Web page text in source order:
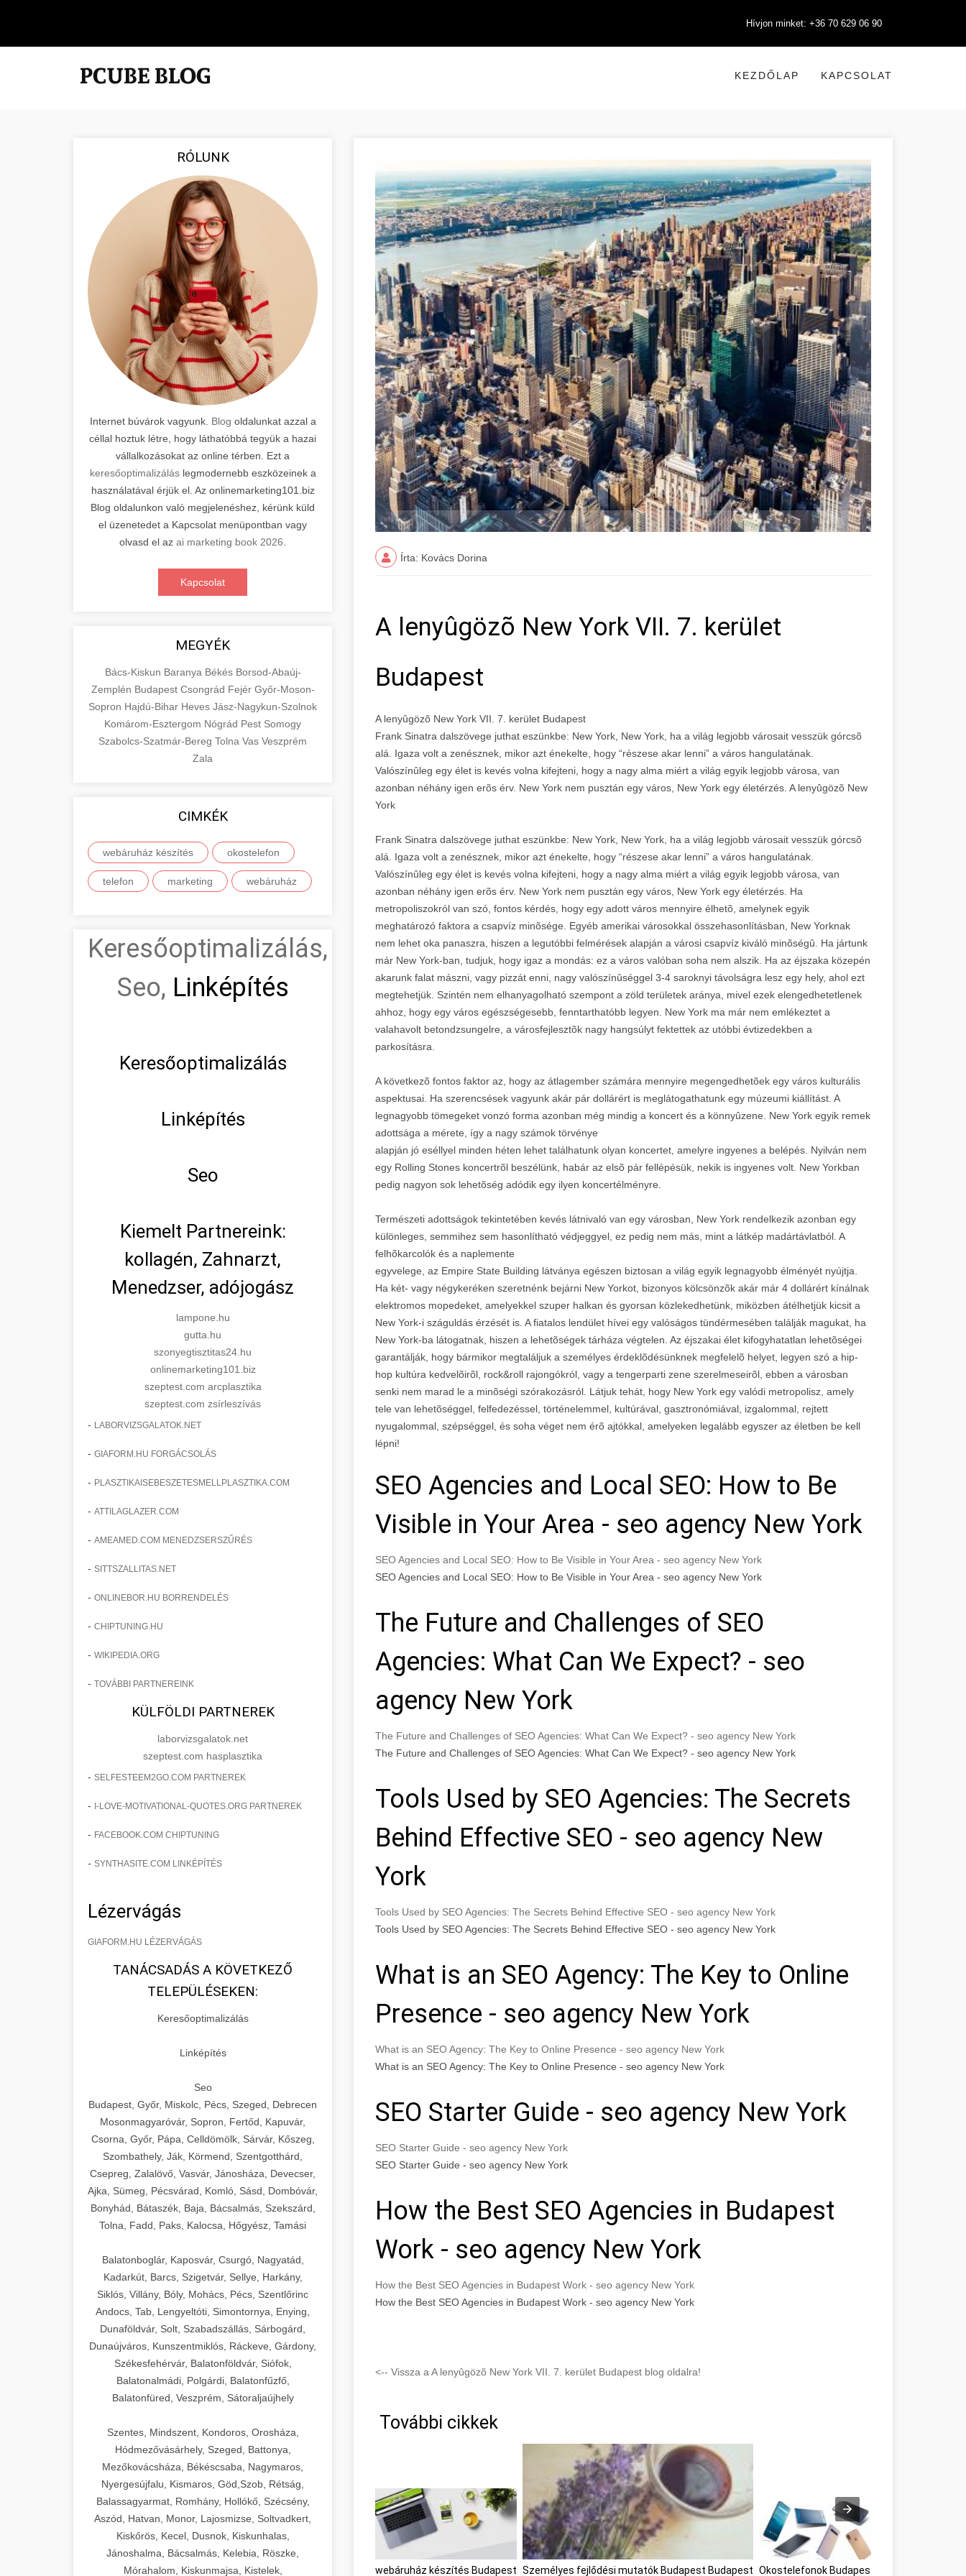
Hívjon minket: +36 70 629 06 90
KEZDŐLAP KAPCSOLAT
RÓLUNK
Internet búvárok vagyunk. Blog oldalunkat azzal a
céllal hoztuk létre, hogy láthatóbbá tegyük a hazai
vállalkozásokat az online térben. Ezt a
keresőoptimalizáláslegmodernebb eszközeinek a
használatával érjük el. Az onlinemarketing101.biz
Blog oldalunkon való megjelenéshez, kérünk küld
el üzenetedet a Kapcsolat menüpontban vagy
olvasd el az ai marketing book 2026
Kapcsolat
MEGYÉK
Bács-Kiskun Baranya Békés Borsod-Abaúj-
Zemplén Budapest Csongrád Fejér Győr-Moson-
Sopron Hajdú-Bihar Heves Jász-Nagykun-Szolnok
Komárom-Esztergom Nógrád Pest Somogy
Szabolcs-Szatmár-Bereg Tolna Vas Veszprém
Zala
CIMKÉK
webáruház készítés okostelefon
telefon marketing webáruház
Keresőoptimalizálás,
Seo, Linképítés
Keresőoptimalizálás
Linképítés
Seo
Kiemelt Partnereink:
kollagén, Zahnarzt,
Menedzser, adójogász
lampone.hu
gutta.hu
szonyegtisztitas24.hu
onlinemarketing101.biz
szeptest.com arcplasztika
szeptest.com zsírleszívás
- LABORVIZSGALATOK.NET
- GIAFORM.HU FORGÁCSOLÁS
- PLASZTIKAISEBESZETESMELLPLASZTIKA.COM
- ATTILAGLAZER.COM
- AMEAMED.COM MENEDZSERSZŰRÉS
- SITTSZALLITAS.NET
- ONLINEBOR.HU BORRENDELÉS
- CHIPTUNING.HU
- WIKIPEDIA.ORG
- TOVÁBBI PARTNEREINK
KÜLFÖLDI PARTNEREK
laborvizsgalatok.net
szeptest.com hasplasztika
- SELFESTEEM2GO.COM PARTNEREK
- I-LOVE-MOTIVATIONAL-QUOTES.ORG PARTNEREK
- FACEBOOK.COM CHIPTUNING
- SYNTHASITE.COM LINKÉPÍTÉS
Lézervágás
GIAFORM.HU LÉZERVÁGÁS
TANÁCSADÁS A KÖVETKEZŐ
TELEPÜLÉSEKEN:
Keresőoptimalizálás
Linképítés
Seo
Budapest, Győr, Miskolc, Pécs, Szeged, Debrecen
Mosonmagyaróvár, Sopron, Fertőd, Kapuvár,
Csorna, Győr, Pápa, Celldömölk, Sárvár, Kőszeg,
Szombathely, Ják, Körmend, Szentgotthárd,
Csepreg, Zalalövő, Vasvár, Jánosháza, Devecser,
Ajka, Sümeg, Pécsvárad, Komló, Sásd, Dombóvár,
Bonyhád, Bátaszék, Baja, Bácsalmás, Szekszárd,
Tolna, Fadd, Paks, Kalocsa, Hőgyész, Tamási
Balatonboglár, Kaposvár, Csurgó, Nagyatád,
Kadarkút, Barcs, Szigetvár, Sellye, Harkány,
Siklós, Villány, Bóly, Mohács, Pécs, Szentlőrinc
Andocs, Tab, Lengyeltóti, Simontornya, Enying,
Dunaföldvár, Solt, Szabadszállás, Sárbogárd,
Dunaújváros, Kunszentmiklós, Ráckeve, Gárdony,
Székesfehérvár, Balatonföldvár, Siófok,
Balatonalmádi, Polgárdi, Balatonfűzfő,
Balatonfüred, Veszprém, Sátoraljaújhely
Szentes, Mindszent, Kondoros, Orosháza,
Hódmezővásárhely, Szeged, Battonya,
Mezőkovácsháza, Békéscsaba, Nagymaros,
Nyergesújfalu, Kismaros, Göd,Szob, Rétság,
Balassagyarmat, Romhány, Hollókő, Szécsény,
Aszód, Hatvan, Monor, Lajosmizse, Soltvadkert,
Kiskőrös, Kecel, Dusnok, Kiskunhalas,
Jánoshalma, Bácsalmás, Kelebia, Röszke,
Mórahalom, Kiskunmajsa, Kistelek,
Írta: Kovács Dorina
A lenyûgözõ New York VII. 7. kerület
Budapest
A lenyûgözõ New York VII. 7. kerület Budapest
Frank Sinatra dalszövege juthat eszünkbe: New York, New York, ha a világ legjobb városait vesszük górcsõ
alá. Igaza volt a zenésznek, mikor azt énekelte, hogy “részese akar lenni” a város hangulatának.
Valószínûleg egy élet is kevés volna kifejteni, hogy a nagy alma miért a világ egyik legjobb városa, van
azonban néhány igen erõs érv. New York nem pusztán egy város, New York egy életérzés. A lenyûgözõ New
York
Frank Sinatra dalszövege juthat eszünkbe: New York, New York, ha a világ legjobb városait vesszük górcsõ
alá. Igaza volt a zenésznek, mikor azt énekelte, hogy “részese akar lenni” a város hangulatának.
Valószínûleg egy élet is kevés volna kifejteni, hogy a nagy alma miért a világ egyik legjobb városa, van
azonban néhány igen erõs érv. New York nem pusztán egy város, New York egy életérzés. Ha
metropoliszokról van szó, fontos kérdés, hogy egy adott város mennyire élhetõ, amelynek egyik
meghatározó faktora a csapvíz minõsége. Egyéb amerikai városokkal összehasonlításban, New Yorknak
nem lehet oka panaszra, hiszen a legutóbbi felmérések alapján a városi csapvíz kiváló minõségû. Ha jártunk
már New York-ban, tudjuk, hogy igaz a mondás: ez a város valóban soha nem alszik. Ha az éjszaka közepén
akarunk falat mászni, vagy pizzát enni, nagy valószínûséggel 3-4 saroknyi távolságra lesz egy hely, ahol ezt
megtehetjük. Szintén nem elhanyagolható szempont a zöld területek aránya, mivel ezek elengedhetetlenek
ahhoz, hogy egy város egészségesebb, fenntarthatóbb legyen. New York ma már nem emlékeztet a
valahavolt betondzsungelre, a városfejlesztõk nagy hangsúlyt fektettek az utóbbi évtizedekben a
parkosításra.
A következõ fontos faktor az, hogy az átlagember számára mennyire megengedhetõek egy város kulturális
aspektusai. Ha szerencsések vagyunk akár pár dollárért is meglátogathatunk egy múzeumi kiállítást. A
legnagyobb tömegeket vonzó forma azonban még mindig a koncert és a könnyûzene. New York egyik remek
adottsága a mérete, így a nagy számok törvénye
alapján jó eséllyel minden héten lehet találhatunk olyan koncertet, amelyre ingyenes a belépés. Nyilván nem
egy Rolling Stones koncertrõl beszélünk, habár az elsõ pár fellépésük, nekik is ingyenes volt. New Yorkban
pedig nagyon sok lehetõség adódik egy ilyen koncertélményre.
Természeti adottságok tekintetében kevés látnivaló van egy városban, New York rendelkezik azonban egy
különleges, semmihez sem hasonlítható védjeggyel, ez pedig nem más, mint a látkép madártávlatból. A
felhõkarcolók és a naplemente
egyvelege, az Empire State Building látványa egészen biztosan a világ egyik legnagyobb élményét nyújtja.
Ha két- vagy négykeréken szeretnénk bejárni New Yorkot, bizonyos kölcsönzõk akár már 4 dollárért kínálnak
elektromos mopedeket, amelyekkel szuper halkan és gyorsan közlekedhetünk, miközben átélhetjük kicsit a
New York-i száguldás érzését is. A fiatalos lendület hívei egy valóságos tündérmesében találják magukat, ha
New York-ba látogatnak, hiszen a lehetõségek tárháza végtelen. Az éjszakai élet kifogyhatatlan lehetõségei
garantálják, hogy bármikor megtaláljuk a személyes érdeklõdésünknek megfelelõ helyet, legyen szó a hip-
hop kultúra kedvelõirõl, rock&roll rajongókról, vagy a tengerparti zene szerelmeseirõl, ebben a városban
senki nem marad le a minõségi szórakozásról. Látjuk tehát, hogy New York egy valódi metropolisz, amely
tele van lehetõséggel, felfedezéssel, történelemmel, kultúrával, gasztronómiával, izgalommal, rejtett
nyugalommal, szépséggel, és soha véget nem érõ ajtókkal, amelyeken legalább egyszer az életben be kell
lépni!
SEO Agencies and Local SEO: How to Be
Visible in Your Area - seo agency New York
SEO Agencies and Local SEO: How to Be Visible in Your Area - seo agency New York
SEO Agencies and Local SEO: How to Be Visible in Your Area - seo agency New York
The Future and Challenges of SEO
Agencies: What Can We Expect? - seo
agency New York
The Future and Challenges of SEO Agencies: What Can We Expect? - seo agency New York
The Future and Challenges of SEO Agencies: What Can We Expect? - seo agency New York
Tools Used by SEO Agencies: The Secrets
Behind Effective SEO - seo agency New
York
Tools Used by SEO Agencies: The Secrets Behind Effective SEO - seo agency New York
Tools Used by SEO Agencies: The Secrets Behind Effective SEO - seo agency New York
What is an SEO Agency: The Key to Online
Presence - seo agency New York
What is an SEO Agency: The Key to Online Presence - seo agency New York
What is an SEO Agency: The Key to Online Presence - seo agency New York
SEO Starter Guide - seo agency New York
SEO Starter Guide - seo agency New York
SEO Starter Guide - seo agency New York
How the Best SEO Agencies in Budapest
Work - seo agency New York
How the Best SEO Agencies in Budapest Work - seo agency New York
How the Best SEO Agencies in Budapest Work - seo agency New York
<-- Vissza a A lenyûgözõ New York VII. 7. kerület Budapest blog oldalra!
További cikkek
webáruház készítés Budapest Személyes fejlődési mutatók Budapest Budapest Okostelefonok Budapest